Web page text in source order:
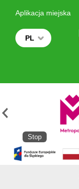
Aplikacja miejska
PL
Stop